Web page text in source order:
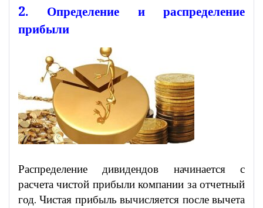
2. Определение и распределение
прибыли
Распределение дивидендов начинается с
расчета чистой прибыли компании за отчетный
год. Чистая прибыль вычисляется после вычета